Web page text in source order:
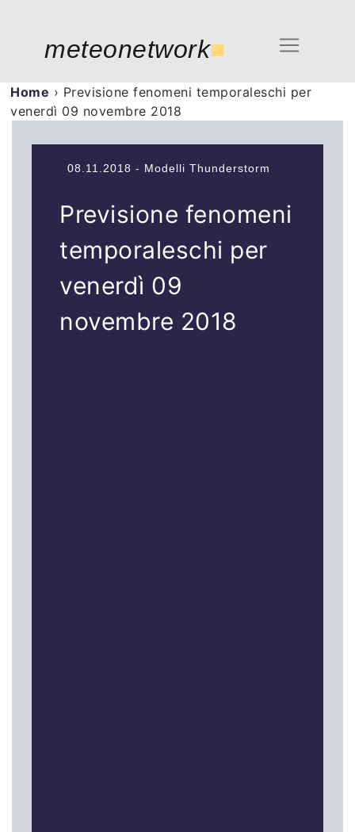
meteonetwork■
Home › Previsione fenomeni temporaleschi per
venerdì 09 novembre 2018
08.11.2018 - Modelli Thunderstorm
Previsione fenomeni
temporaleschi per
venerdì 09
novembre 2018